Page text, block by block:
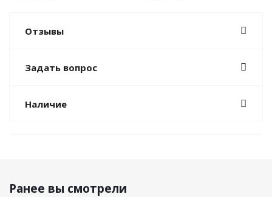
Отзывы
Задать вопрос
Наличие
Ранее вы смотрели